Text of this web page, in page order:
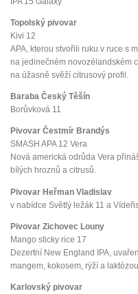
Topolský pivovar
Kivi 12
APA, kterou stvořili ruku v ruce s
na jedinečném novozélandském
na úžasně svěží citrusový profil.
Baraba Český Těšín
Borůvková 11
Pivovar Čestmír Brandýs
SMASH APA 12 Vera
Nová americká odrůda Vera
bílých hroznů a citrusů.
Pivovar Heřman Vladislav
v nabídce Světlý ležák 11 a
Pivovar Zichovec Louny
Mango sticky rice 17
Dezertní New England IPA,
mangem, kokosem, rýží a laktózou.
Karlovský pivovar